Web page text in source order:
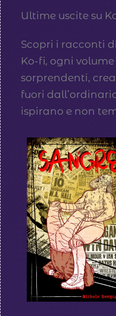
Ultime uscite su
Scopri i racconti
Ko-fi, ogni
sorprendenti,
fuori
ispirano e non